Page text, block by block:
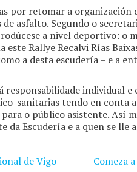
por retomar a
asfalto. Segundo o
a nivel deportivo:
Rallye Recalvi Rías
a desta escudería – e a
individual
sanitarias tendo en conta
o público asistente. Así
Escudería e a quen se lle
de Vigo
Comeza